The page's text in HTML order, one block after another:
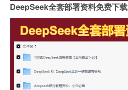
DeepSeek全套部署资料免费下载